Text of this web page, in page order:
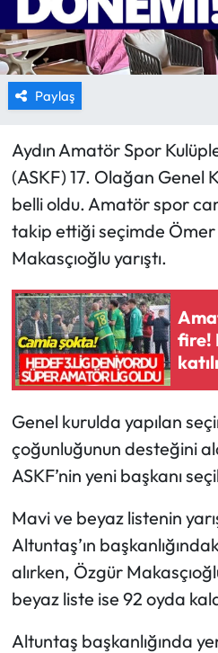
Paylaş
Aydın Amatör Spor
(ASKF) 17. Olağan Genel
belli oldu. Amatör spor
takip ettiği seçimde
Makasçıoğlu yarıştı.
fire!
Genel kurulda yapılan
çoğunluğunun desteğini
ASKF’nin yeni başkanı
Mavi ve beyaz listenin
Altuntaş’ın
alırken, Özgür
beyaz liste ise 92 oyda
Altuntaş başkanlığında
TURİZM
YAŞAM
HABER İLAN